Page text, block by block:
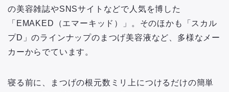
の美容雑誌やSNSサイトなどで人気を博した
「EMAKED（エマーキッド）」。そのほかも「スカル
プD」のラインナップのまつげ美容液など、多様なメー
カーからでています。
寝る前に、まつげの根元数ミリ上につけるだけの簡単